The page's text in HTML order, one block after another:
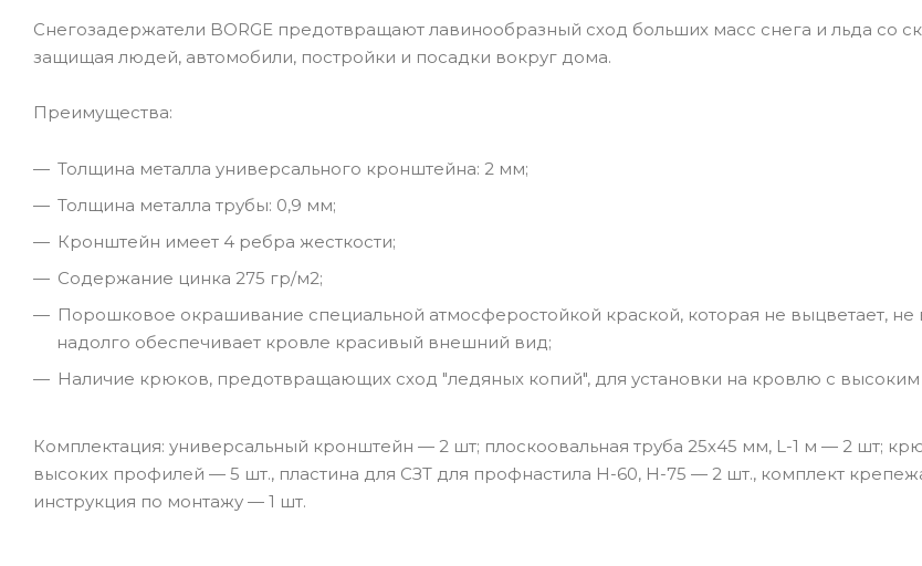
Снегозадержатели BORGE предотвращают лавинообразный сход больших масс снега и льда со
защищая людей, автомобили, постройки и посадки вокруг дома.
Преимущества:
Толщина металла универсального кронштейна: 2 мм;
Толщина металла трубы: 0,9 мм;
Кронштейн имеет 4 ребра жесткости;
Содержание цинка 275 гр/м2;
Порошковое окрашивание специальной атмосферостойкой краской, которая не выцветает, не
надолго обеспечивает кровле красивый внешний вид;
Наличие крюков, предотвращающих сход "ледяных копий", для установки на кровлю с
Комплектация: универсальный кронштейн — 2 шт; плоскоовальная труба 25х45 мм, L-1 м — 2 шт;
высоких профилей — 5 шт., пластина для СЗТ для профнастила H-60, H-75 — 2 шт., комплект
инструкция по монтажу — 1 шт.